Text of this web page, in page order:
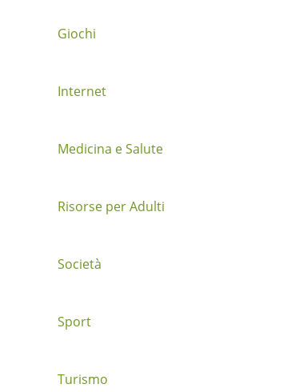
Giochi
Internet
Medicina e Salute
Risorse per Adulti
Società
Sport
Turismo